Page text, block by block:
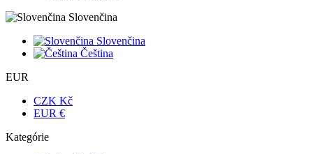
Slovenčina
Slovenčina
Čeština
EUR
CZK Kč
EUR €
Kategórie